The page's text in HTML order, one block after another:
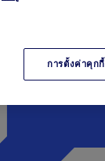
การตั้งค่าคุกกี้